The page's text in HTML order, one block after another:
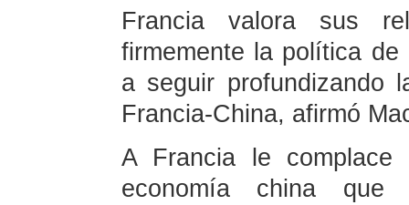
Francia valora sus
firmemente la política
a seguir profundizando
Francia-China, afirmó
A Francia le complace
economía china